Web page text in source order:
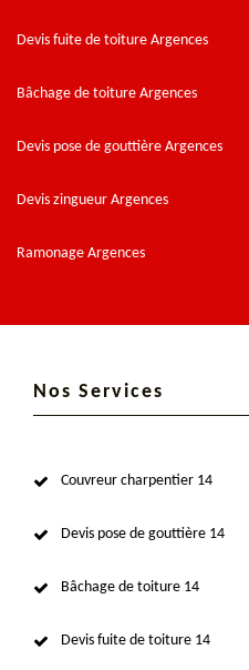
Devis fuite de toiture Argences
Bâchage de toiture Argences
Devis pose de gouttière Argences
Devis zingueur Argences
Ramonage Argences
Nos Services
Couvreur charpentier 14
Devis pose de gouttière 14
Bâchage de toiture 14
Devis fuite de toiture 14